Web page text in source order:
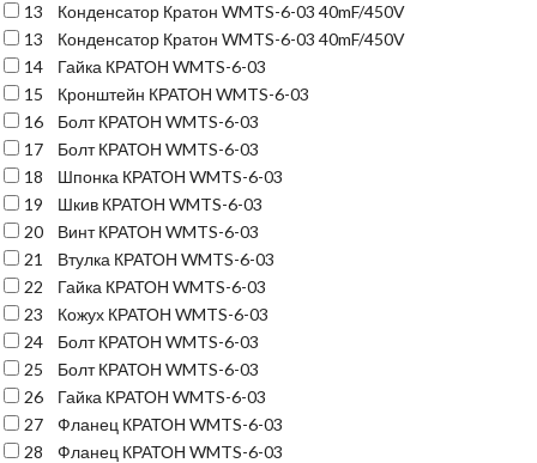
13
Конденсатор Кратон WMTS-6-03 40mF/450V
13
Конденсатор Кратон WMTS-6-03 40mF/450V
14
Гайка КРАТОН WMTS-6-03
15
Кронштейн КРАТОН WMTS-6-03
16
Болт КРАТОН WMTS-6-03
17
Болт КРАТОН WMTS-6-03
18
Шпонка КРАТОН WMTS-6-03
19
Шкив КРАТОН WMTS-6-03
20
Винт КРАТОН WMTS-6-03
21
Втулка КРАТОН WMTS-6-03
22
Гайка КРАТОН WMTS-6-03
23
Кожух КРАТОН WMTS-6-03
24
Болт КРАТОН WMTS-6-03
25
Болт КРАТОН WMTS-6-03
26
Гайка КРАТОН WMTS-6-03
27
Фланец КРАТОН WMTS-6-03
28
Фланец КРАТОН WMTS-6-03